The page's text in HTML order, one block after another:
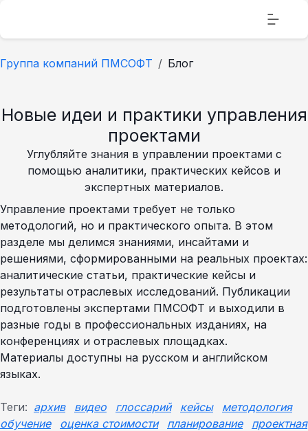
Группа компаний ПМСОФТ Блог
Новые идеи и практики управления
проектами
Углубляйте знания в управлении проектами с
помощью аналитики, практических кейсов и
экспертных материалов.
Управление проектами требует не только
методологий, но и практического опыта. В этом
разделе мы делимся знаниями, инсайтами и
решениями, сформированными на реальных проектах:
аналитические статьи, практические кейсы и
результаты отраслевых исследований. Публикации
подготовлены экспертами ПМСОФТ и выходили в
разные годы в профессиональных изданиях, на
конференциях и отраслевых площадках.
Материалы доступны на русском и английском
языках.
Теги: архив видео глоссарий кейсы
методология
обучение
оценка стоимости планирование
проектная